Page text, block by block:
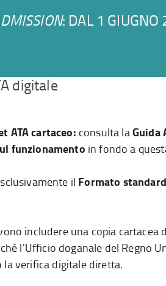
: DAL 1 GIUGNO
digitale
ATA cartaceo: consulta laGuida
funzionamento in fondo a
il Formato standard
includere una copia cartacea
l'Ufficio doganale del Regno
la verifica digitale diretta.